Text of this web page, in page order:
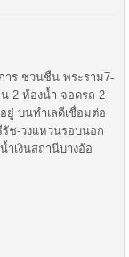
าร ชวนชื่น พระราม7-
น 2 ห้องน้ำ จอดรถ 2
ยู่ บนทำเลดีเชื่อมต่อ
ช-วงแหวนรอบนอก
เงินสถานีบางอ้อ